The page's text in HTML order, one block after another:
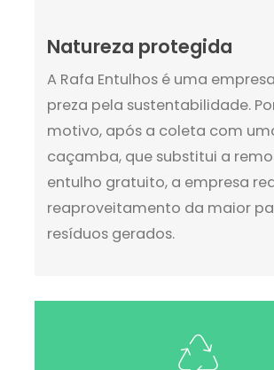
Natureza protegida
A Rafa Entulhos é uma
preza pela sustentabilidade.
motivo, após a coleta com
caçamba, que substitui a
entulho gratuito, a empresa
reaproveitamento da maior
resíduos gerados.